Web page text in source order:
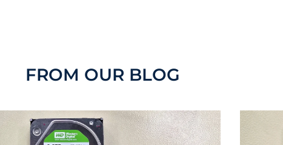
FROM OUR BLOG